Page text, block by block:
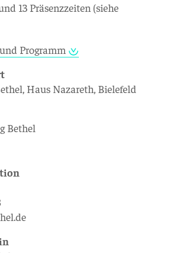
13 Präsenzzeiten (siehe
Programm
Haus Nazareth, Bielefeld
Bethel